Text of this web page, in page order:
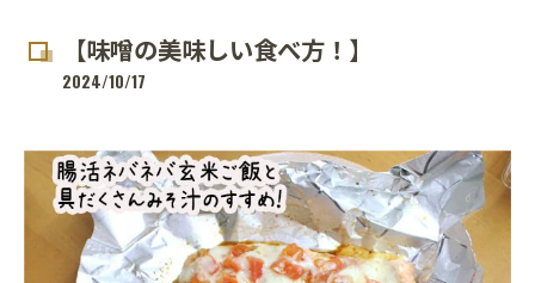
【味噌の美味しい食べ方！】
2024/10/17